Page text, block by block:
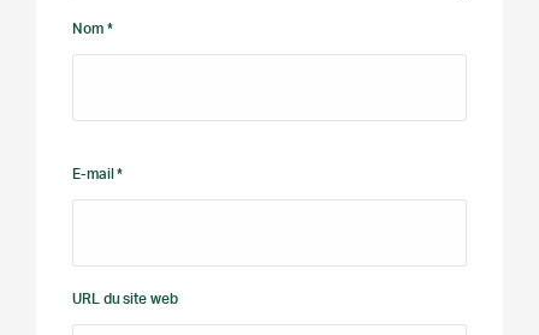
Nom *
E-mail *
URL du site web